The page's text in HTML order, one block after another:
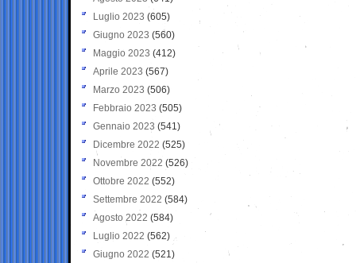
Luglio 2023 (605)
Giugno 2023 (560)
Maggio 2023 (412)
Aprile 2023 (567)
Marzo 2023 (506)
Febbraio 2023 (505)
Gennaio 2023 (541)
Dicembre 2022 (525)
Novembre 2022 (526)
Ottobre 2022 (552)
Settembre 2022 (584)
Agosto 2022 (584)
Luglio 2022 (562)
Giugno 2022 (521)